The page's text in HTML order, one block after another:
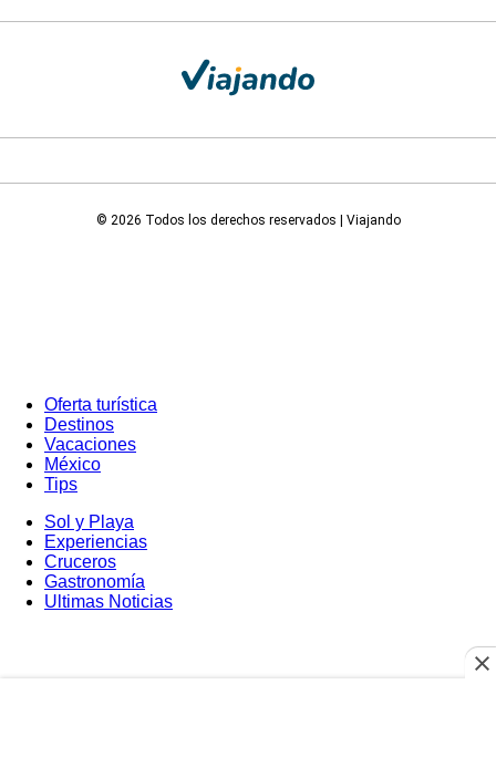
© 2026 Todos los derechos reservados | Viajando
Oferta turística
Destinos
Vacaciones
México
Tips
Sol y Playa
Experiencias
Cruceros
Gastronomía
Ultimas Noticias